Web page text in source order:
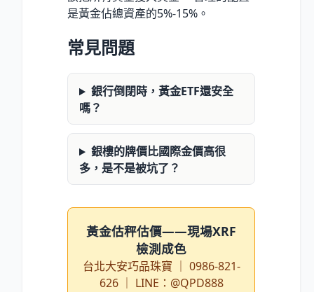
是黃金佔總資產的5%-15%。
常見問題
銀行倒閉時，黃金ETF還安全
嗎？
銀樓的牌價比國際金價高很
多，是不是被坑了？
黃金估秤估價——現場XRF
檢測成色
台北大安巧品珠寶 ｜ 0986-821-
626 ｜ LINE：@QPD888